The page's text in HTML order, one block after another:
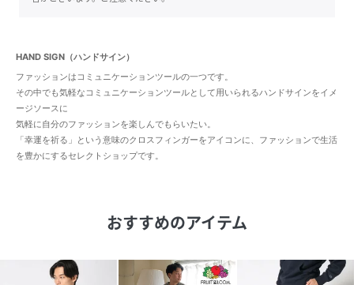
HAND SIGN（ハンドサイン）
ファッションはコミュニケーションツールの一つです。
その中でも気軽なコミュニケーションツールとして用いられるハンドサインをイメ
ージソースに
気軽に自分のファッションを楽しんでもらいたい。
「幸運を祈る」という意味のクロスフィンガーをアイコンに、ファッションで生活
を豊かにするセレクトショップです。
おすすめのアイテム